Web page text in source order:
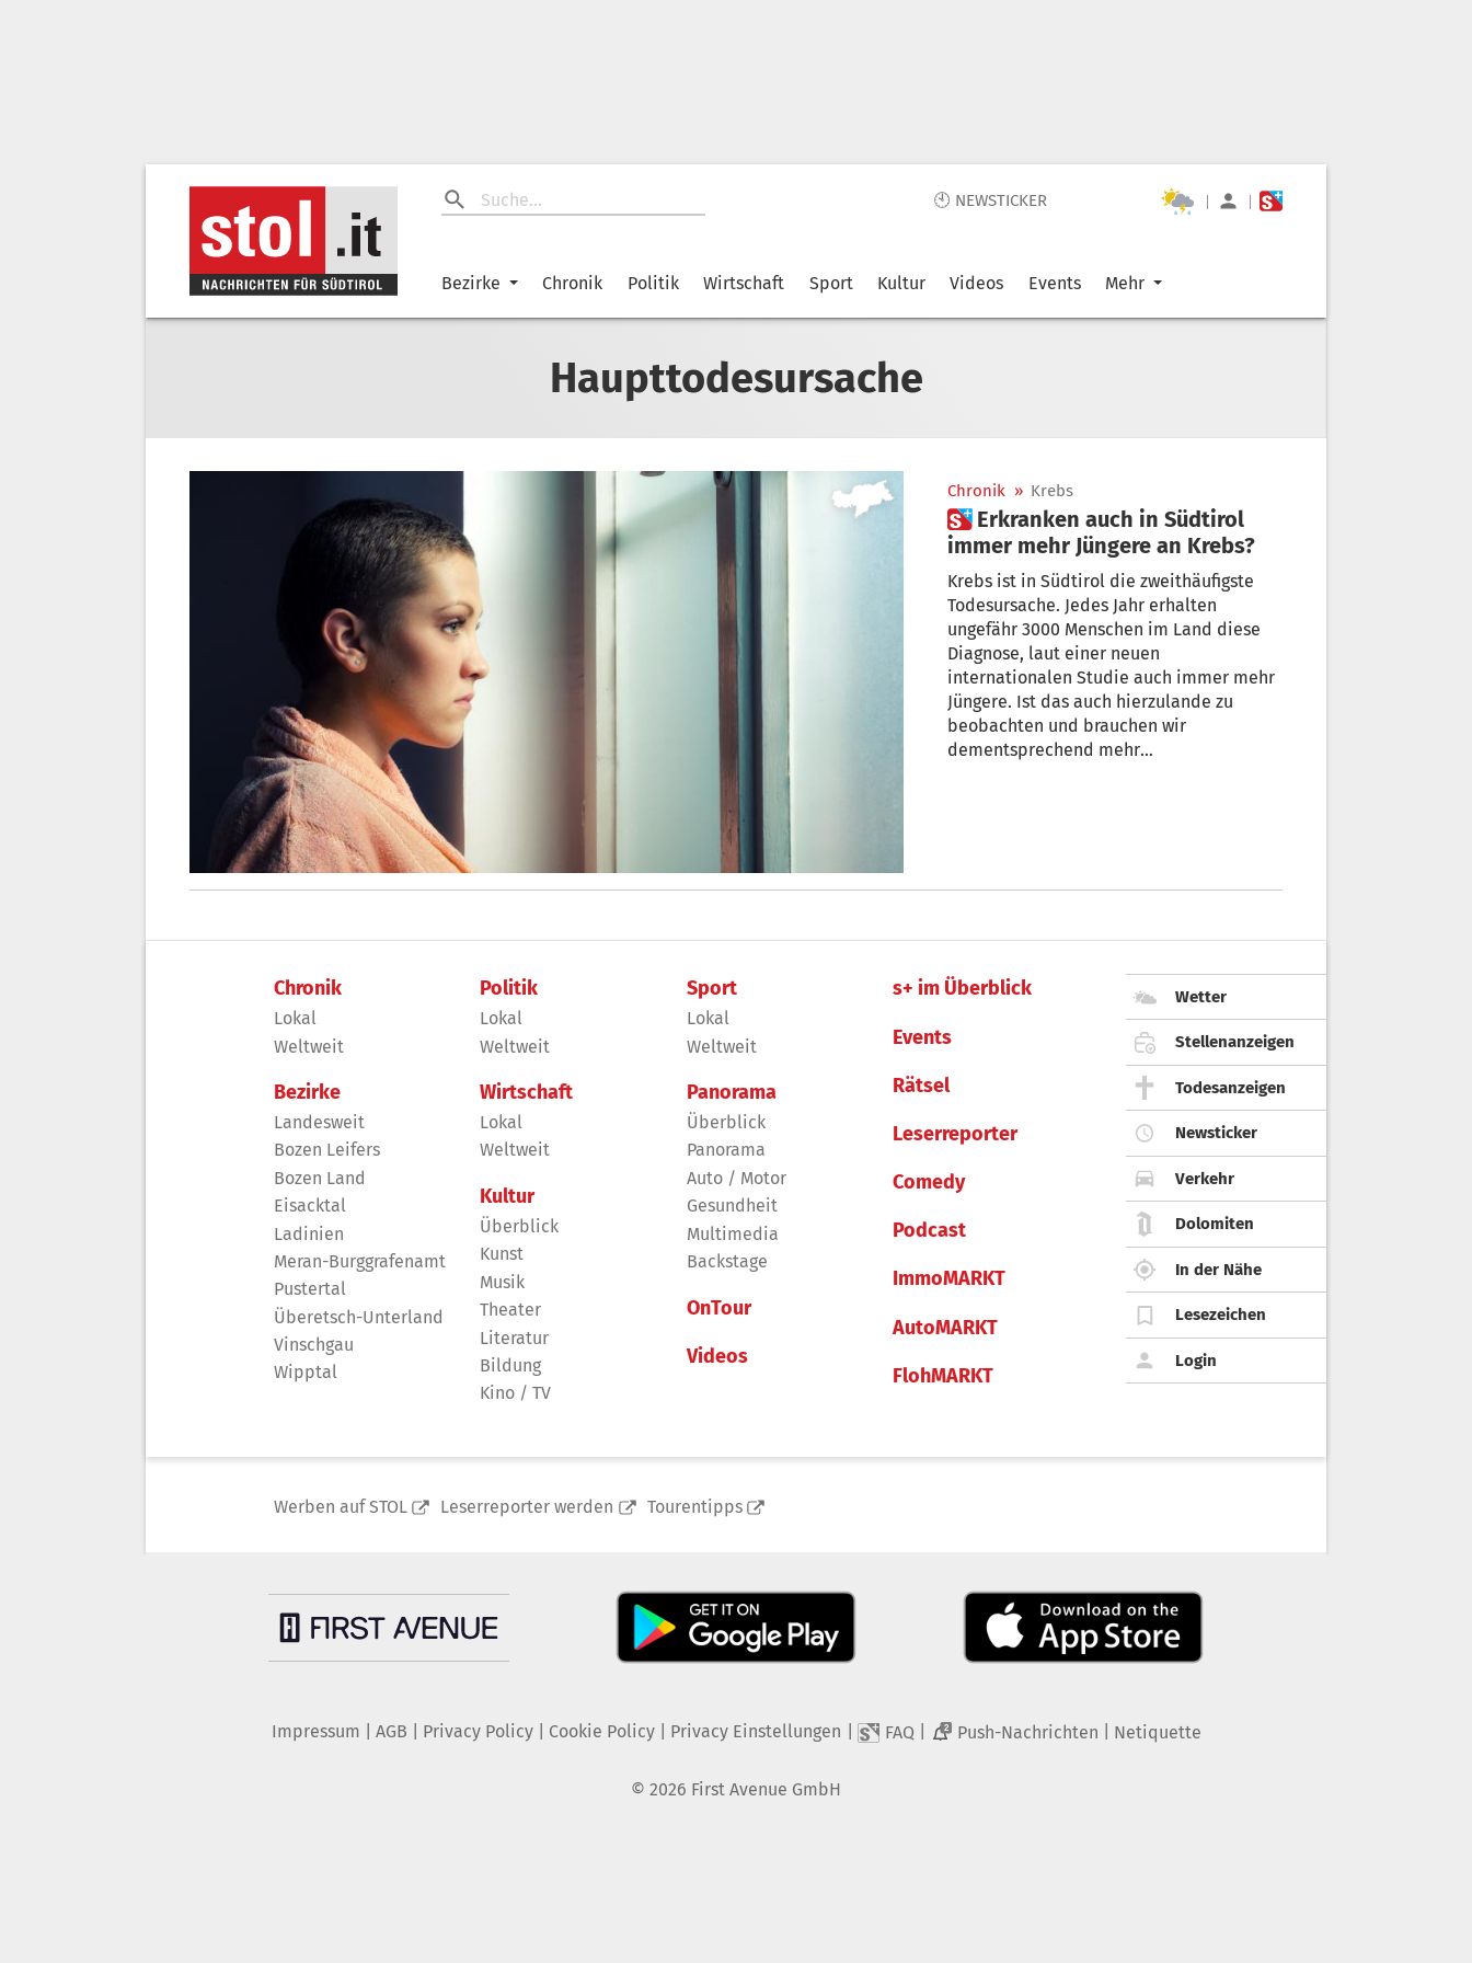
🕙 NEWSTICKER | |
Bezirke Chronik Politik Wirtschaft Sport Kultur Videos Events Mehr
Haupttodesursache
Chronik » Krebs
 Erkranken auch in Südtirol
immer mehr Jüngere an Krebs?
Krebs ist in Südtirol die zweithäufigste
Todesursache. Jedes Jahr erhalten
ungefähr 3000 Menschen im Land diese
Diagnose, laut einer neuen
internationalen Studie auch immer mehr
Jüngere. Ist das auch hierzulande zu
beobachten und brauchen wir
dementsprechend mehr
Chronik
Lokal
Weltweit
Bezirke
Landesweit
Bozen Leifers
Bozen Land
Eisacktal
Ladinien
Meran-Burggrafenamt
Pustertal
Überetsch-Unterland
Vinschgau
Wipptal
Politik
Lokal
Weltweit
Wirtschaft
Lokal
Weltweit
Kultur
Überblick
Kunst
Musik
Theater
Literatur
Bildung
Kino / TV
Sport
Lokal
Weltweit
Panorama
Überblick
Panorama
Auto / Motor
Gesundheit
Multimedia
Backstage
OnTour
Videos
s+ im Überblick
Events
Rätsel
Leserreporter
Comedy
Podcast
ImmoMARKT
AutoMARKT
FlohMARKT
Wetter
Stellenanzeigen
Todesanzeigen
Newsticker
Verkehr
Dolomiten
In der Nähe
Lesezeichen
Login
Werben auf STOL Leserreporter werden Tourentipps
Impressum AGB Privacy Policy| Cookie Policy| Privacy Einstellungen FAQ 2 Push-Nachrichten Netiquette
© 2026 First Avenue GmbH